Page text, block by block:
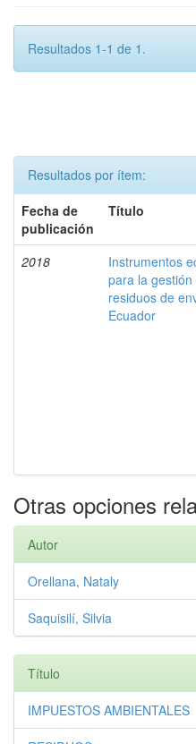
Resultados 1-1 de 1.
Resultados por ítem:
Fecha de
publicación
Título
2018
Instrumentos
para la gestión
residuos de
Ecuador
Otras opciones
Autor
Orellana, Nataly
Saquisilí, Silvia
Título
IMPUESTOS AMBIENTALES